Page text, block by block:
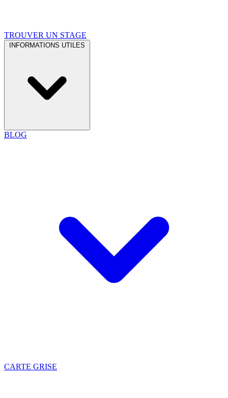
TROUVER UN STAGE
INFORMATIONS UTILES
BLOG
CARTE GRISE